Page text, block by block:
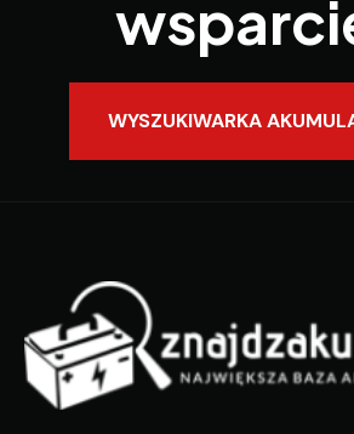
WYSZUKIWARKA